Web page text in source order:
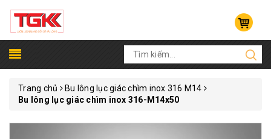
Trang chủ
Bu lông lục giác chìm inox 316 M14
Bu lông lục giác chìm inox 316-M14x50